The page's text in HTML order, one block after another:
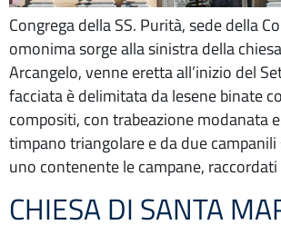
Congrega della SS. Purità, sede della
omonima sorge alla sinistra della
Arcangelo, venne eretta all’inizio del
facciata è delimitata da lesene binate
compositi, con trabeazione modanata
timpano triangolare e da due
uno contenente le campane,
CHIESA DI SANTA